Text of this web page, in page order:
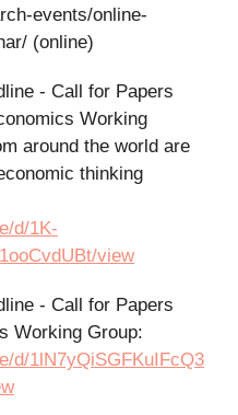
events/online-
(online)
- Call for Papers
Working
around the world are
thinking
d/1K-
view
- Call for Papers
Working Group:
d/1lN7yQiSGFKuIFcQ3